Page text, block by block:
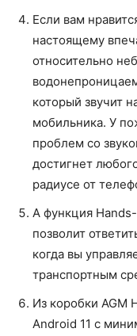
Если вам
настоящему
относительно
который звучит
мобильника. У
проблем со
достигнет
радиусе от
А функция
позволит
когда вы
транспортным
Из коробки AGM
Android 11 с